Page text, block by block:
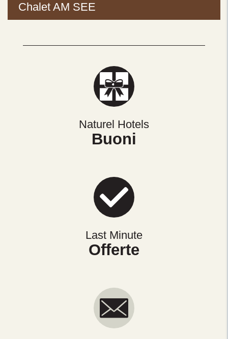
Chalet AM SEE
Naturel Hotels
Buoni
Last Minute
Offerte